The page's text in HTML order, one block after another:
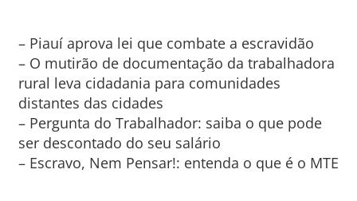
– Piauí aprova lei que combate a escravidão
– O mutirão de documentação da trabalhadora
rural leva cidadania para comunidades
distantes das cidades
– Pergunta do Trabalhador: saiba o que pode
ser descontado do seu salário
– Escravo, Nem Pensar!: entenda o que é o MTE